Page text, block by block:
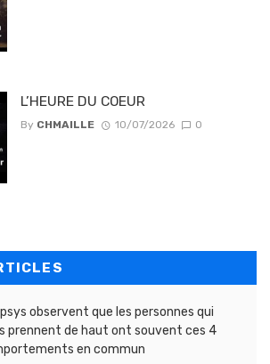
L’HEURE DU COEUR
By CHMAILLE 10/07/2026 0
psys observent que les personnes qui
prennent de haut ont souvent ces 4
en commun